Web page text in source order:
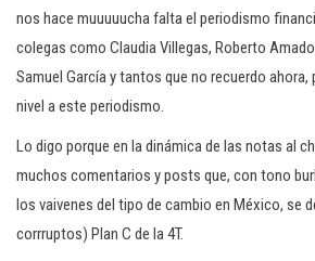
nos hace muuuuucha falta el periodismo
colegas como Claudia Villegas, Roberto
Samuel García y tantos que no recuerdo ahora,
nivel a este periodismo.
Lo digo porque en la dinámica de las notas al
muchos comentarios y posts que, con tono
los vaivenes del tipo de cambio en México, se
corrruptos) Plan C de la 4T.